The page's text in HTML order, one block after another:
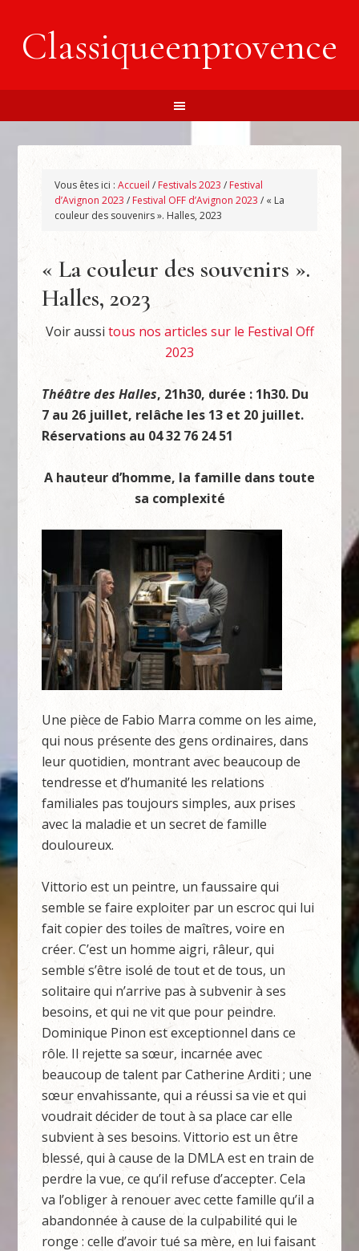
Classiqueenprovence
Vous êtes ici :Accueil / Festivals 2023 / Festival
d’Avignon 2023 / Festival OFF d’Avignon 2023 / « La
couleur des souvenirs ». Halles, 2023
« La couleur des souvenirs ».
Halles, 2023
Voir aussitous nos articles sur le Festival Off
2023
Théâtre des Halles, 21h30, durée : 1h30. Du
7 au 26 juillet, relâche les 13 et 20 juillet.
Réservations au 04 32 76 24 51
A hauteur d’homme, la famille dans toute
sa complexité
Une pièce de Fabio Marra comme on les aime,
qui nous présente des gens ordinaires, dans
leur quotidien, montrant avec beaucoup de
tendresse et d’humanité les relations
familiales pas toujours simples, aux prises
avec la maladie et un secret de famille
douloureux.
Vittorio est un peintre, un faussaire qui
semble se faire exploiter par un escroc qui lui
fait copier des toiles de maîtres, voire en
créer. C’est un homme aigri, râleur, qui
semble s’être isolé de tout et de tous, un
solitaire qui n’arrive pas à subvenir à ses
besoins, et qui ne vit que pour peindre.
Dominique Pinon est exceptionnel dans ce
rôle. Il rejette sa sœur, incarnée avec
beaucoup de talent par Catherine Arditi ; une
sœur envahissante, qui a réussi sa vie et qui
voudrait décider de tout à sa place car elle
subvient à ses besoins. Vittorio est un être
blessé, qui à cause de la DMLA est en train de
perdre la vue, ce qu’il refuse d’accepter. Cela
va l’obliger à renouer avec cette famille qu’il a
abandonnée à cause de la culpabilité qui le
ronge : celle d’avoir tué sa mère, en lui faisant